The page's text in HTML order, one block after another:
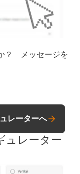
？ メッセージを
ュレーター
レーターへ